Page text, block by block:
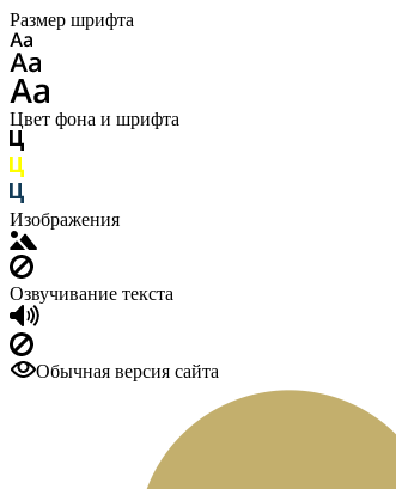
Размер шрифта
Цвет фона и шрифта
Изображения
Озвучивание текста
Обычная версия сайта